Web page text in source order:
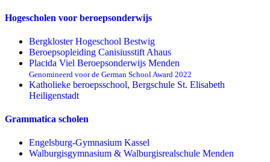
Hogescholen voor beroepsonderwijs
Bergkloster Hogeschool Bestwig
Beroepsopleiding Canisiusstift Ahaus
Placida Viel Beroepsonderwijs Menden
Genomineerd voor de German School Award 2022
Katholieke beroepsschool, Bergschule St. Elisabeth
Heiligenstadt
Grammatica scholen
Engelsburg-Gymnasium Kassel
Walburgisgymnasium & Walburgisrealschule Menden